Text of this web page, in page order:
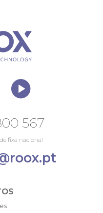
567
fixa nacional